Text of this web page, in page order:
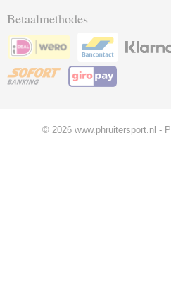
Betaalmethodes
© 2026 www.phruitersport.nl -